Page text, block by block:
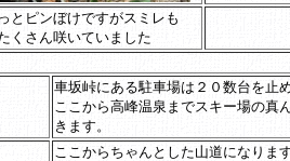
とピンぼけですがスミレも
くさん咲いていました
車坂峠にある駐車場は２０数台を止
ここから高峰温泉までスキー場の真
きます。
ここからちゃんとした山道になりま